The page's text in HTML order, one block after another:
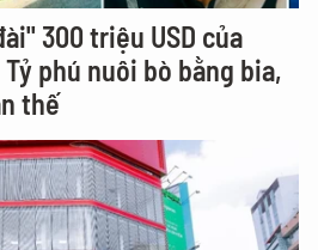
300 triệu USD của
phú nuôi bò bằng bia,
thế